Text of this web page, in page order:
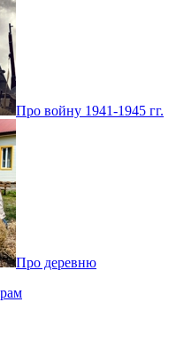
Про войну 1941-1945 гг.
Про деревню